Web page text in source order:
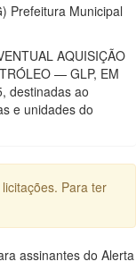
Prefeitura Municipal
AQUISIÇÃO
— GLP, EM
destinadas ao
e unidades do
Para ter
assinantes do Alerta